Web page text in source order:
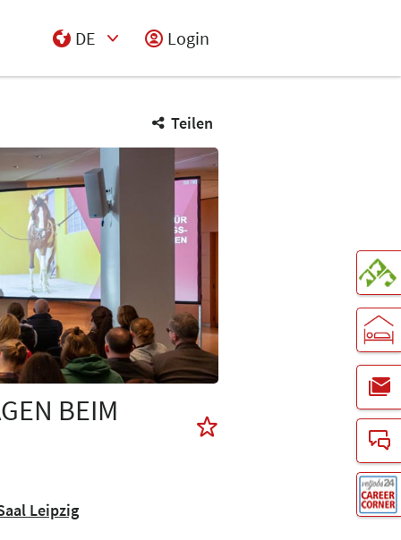
DE
Login
Teilen
BEIM G
Leipzig